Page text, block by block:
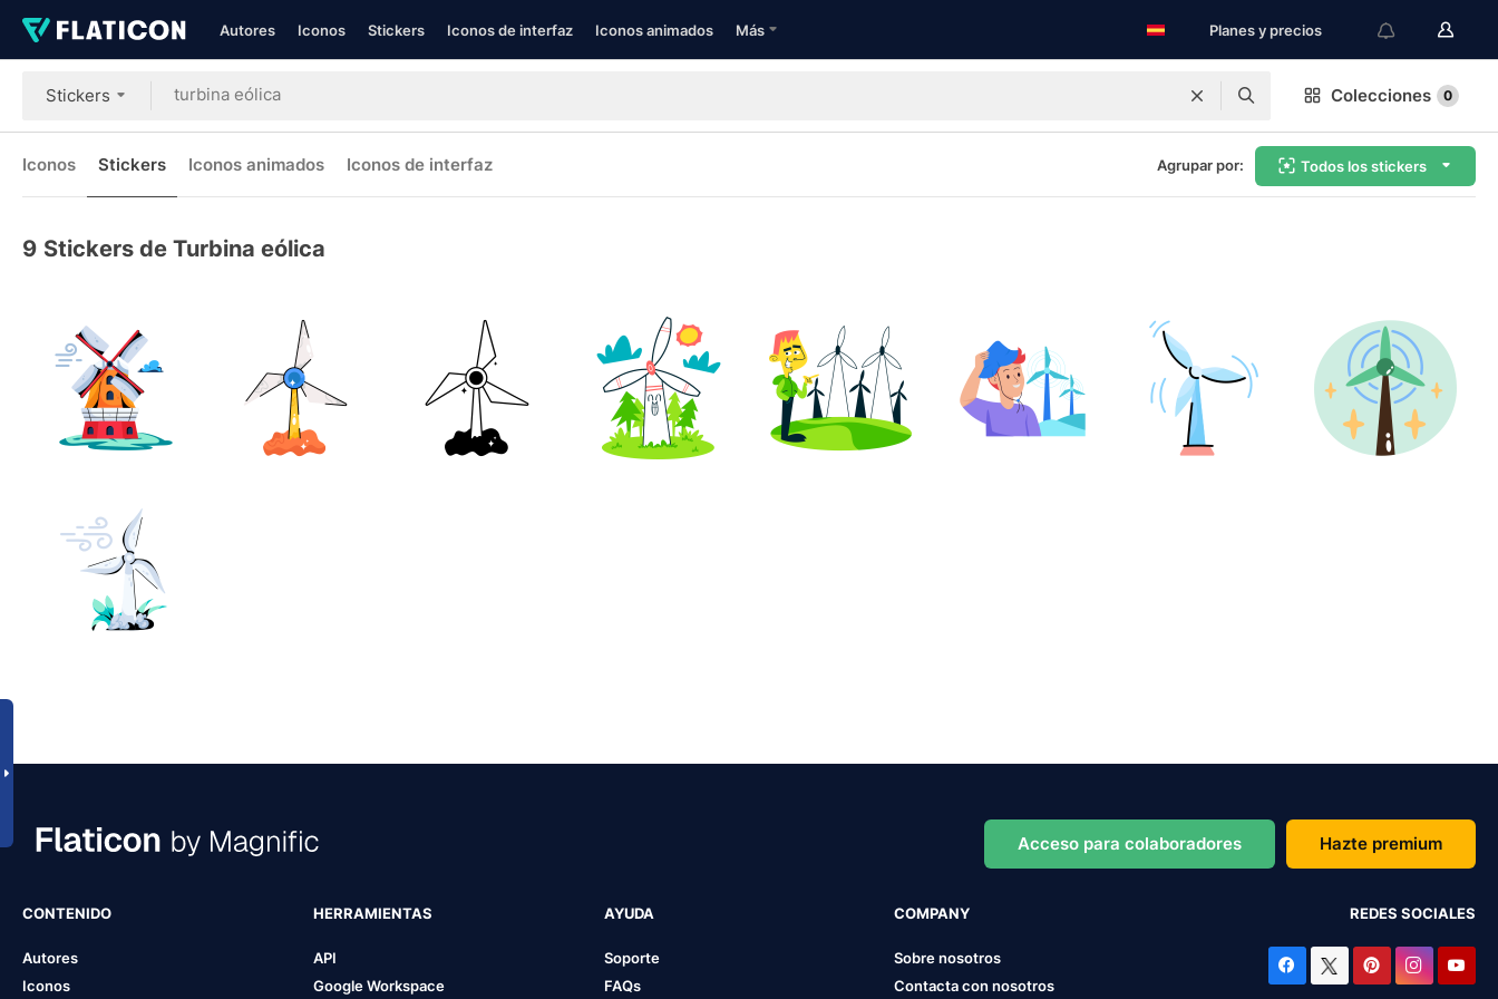
Autores Iconos Stickers Iconos de interfaz Iconos animados Más Planes y precios
Stickers Colecciones 0
Iconos Stickers Iconos animados Iconos de interfaz Agrupar por: Todos los stickers
9 Stickers de Turbina eólica
Acceso para colaboradores Hazte premium
CONTENIDO
Autores
Iconos
HERRAMIENTAS
API
Google Workspace
AYUDA
Soporte
FAQs
COMPANY
Sobre nosotros
Contacta con nosotros
REDES SOCIALES